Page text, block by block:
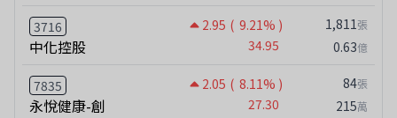
3716 2.95 ( 9.21% )
中化控股 34.95
1,811張
0.63億
7835 2.05 ( 8.11% )
永悅健康-創 27.30
84張
215萬